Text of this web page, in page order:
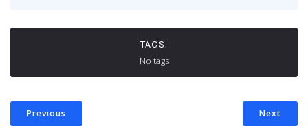
TAGS:
No tags
Previous Next